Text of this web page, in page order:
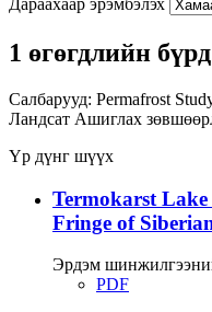
Дараахаар эрэмбэлэх
1 өгөгдлийн
Салбарууд: Permafrost
Ландсат Ашиглах
Үр дүнг шүүх
Termokarst Lake
Fringe of
Эрдэм
PDF